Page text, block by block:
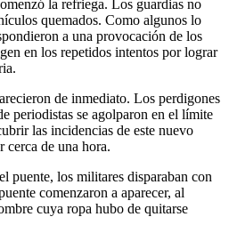
la refriega. Los guardias no
quemados. Como algunos lo
a una provocación de los
en los repetidos intentos por lograr
de inmediato. Los perdigones
periodistas se agolparon en el límite
las incidencias de este nuevo
cerca de una hora.
puente, los militares disparaban con
comenzaron a aparecer, al
cuya ropa hubo de quitarse